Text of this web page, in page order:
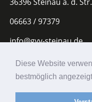
Diese Website
bestmöglich
06663 / 97379
info@gvv-steinau.de
Impressum |